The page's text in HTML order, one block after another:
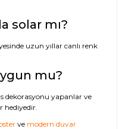
solar mı?
uzun yıllar canlı renk
mu?
dekorasyonu yapanlar ve
hediyedir.
ve modern duvar